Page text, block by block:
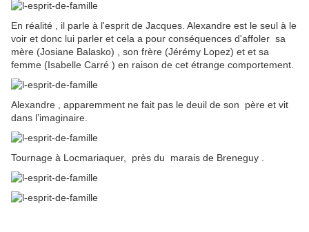
En réalité , il parle à l'esprit de Jacques. Alexandre est le seul à le
voir et donc lui parler et cela a pour conséquences d'affoler sa
mère (Josiane Balasko) , son frère (Jérémy Lopez) et et sa
femme (Isabelle Carré ) en raison de cet étrange comportement.
Alexandre , apparemment ne fait pas le deuil de son père et vit
dans l’imaginaire.
Tournage à Locmariaquer, près du marais de Breneguy .